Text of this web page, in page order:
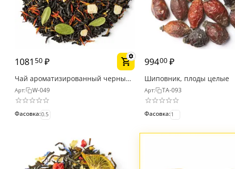
1081 50 ₽
Чай ароматизированный черный
Осенняя фантазия
Арт: W-049
Фасовка:0.5
99400 ₽
Шиповник, плоды целые
Арт: TA-093
Фасовка:1